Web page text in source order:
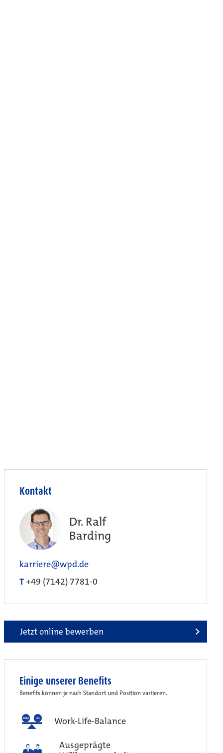
Kontakt
Dr. Ralf
Barding
karriere@wpd.de
T+49 (7142) 7781-0
Jetzt online bewerben
Einige unserer Benefits
Benefits können je nach Standort und Position variieren.
Work-Life-Balance
Ausgeprägte